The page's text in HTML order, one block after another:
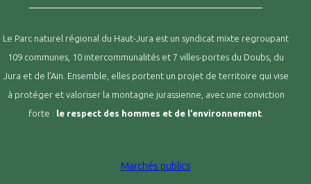
Le Parc naturel régional du Haut-Jura est un syndicat mixte regroupant
109 communes, 10 intercommunalités et 7 villes-portes du Doubs, du
Jura et de l’Ain. Ensemble, elles portent un projet de territoire qui vise
à protéger et valoriser la montagne jurassienne, avec une conviction
forte : le respect des hommes et de l’environnement.
Marchés publics